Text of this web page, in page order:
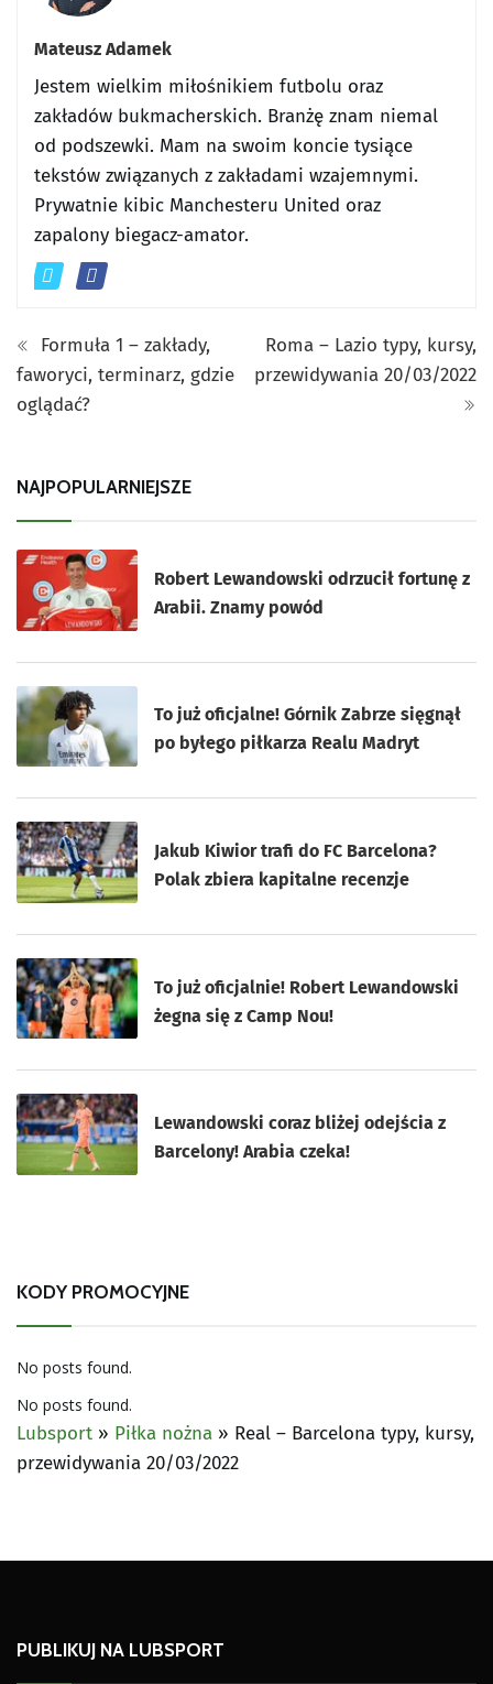
Mateusz Adamek
Jestem wielkim miłośnikiem futbolu oraz
zakładów bukmacherskich. Branżę znam niemal
od podszewki. Mam na swoim koncie tysiące
tekstów związanych z zakładami wzajemnymi.
Prywatnie kibic Manchesteru United oraz
zapalony biegacz-amator.
Formuła 1 – zakłady,
faworyci, terminarz, gdzie
oglądać?
Roma – Lazio typy, kursy,
przewidywania 20/03/2022
NAJPOPULARNIEJSZE
Robert Lewandowski odrzucił fortunę z
Arabii. Znamy powód
To już oficjalne! Górnik Zabrze sięgnął
po byłego piłkarza Realu Madryt
Jakub Kiwior trafi do FC Barcelona?
Polak zbiera kapitalne recenzje
To już oficjalnie! Robert Lewandowski
żegna się z Camp Nou!
Lewandowski coraz bliżej odejścia z
Barcelony! Arabia czeka!
KODY PROMOCYJNE
No posts found.
No posts found.
Lubsport » Piłka nożna » Real – Barcelona typy, kursy,
przewidywania 20/03/2022
PUBLIKUJ NA LUBSPORT